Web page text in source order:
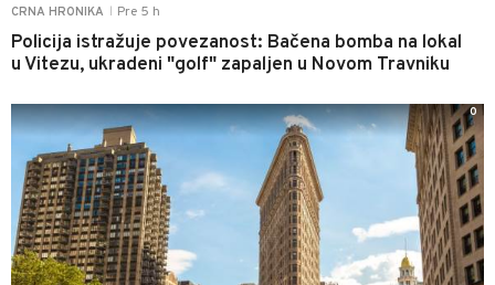
CRNA HRONIKA Pre 5 h
Policija istražuje povezanost: Bačena bomba na lokal
u Vitezu, ukradeni "golf" zapaljen u Novom Travniku
0